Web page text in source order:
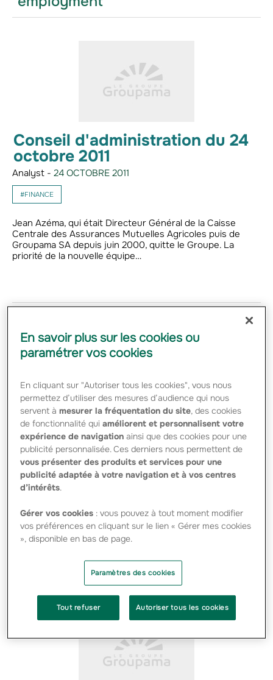
Conseil d'administration du 24
octobre 2011
Analyst - 24 OCTOBRE 2011
#FINANCE
Jean Azéma, qui était Directeur Général de la Caisse
Centrale des Assurances Mutuelles Agricoles puis de
Groupama SA depuis juin 2000, quitte le Groupe. La
priorité de la nouvelle équipe…
Communiqué de presse du 30
septembre 2011
Analyst -30 SEPTEMBRE 2011
#FINANCE
Afin de renforcer le rôle stratégique de la fonction
pilotage financier et contrôle des risques et de la séparer
des opérations d’investissement, les dispositions
suivantes sont arrêtées pour prendre effet…
En savoir plus sur les cookies ou
paramétrer vos cookies
En cliquant sur "Autoriser tous les cookies", vous nous
permettez d’utiliser des mesures d’audience qui nous
servent àmesurer la fréquentation du site, des cookies
de fonctionnalité quiaméliorent et personnalisent votre
expérience de navigation ainsi que des cookies pour une
publicité personnalisée. Ces derniers nous permettent de
vous présenter des produits et services pour une
publicité adaptée à votre navigation et à vos centres
d’intérêts.
Gérer vos cookies : vous pouvez à tout moment modifier
vos préférences en cliquant sur le lien « Gérer mes cookies
», disponible en bas de page.
Paramètres des cookies
Tout refuser Autoriser tous les cookies